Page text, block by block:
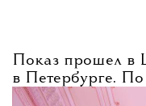
Показ прошел в
в Петербурге.
Паутовой, идея